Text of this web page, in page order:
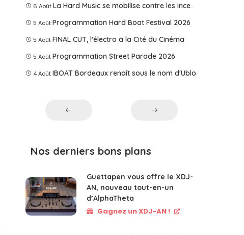
6 Août La Hard Music se mobilise contre les incendies
5 Août Programmation Hard Boat Festival 2026
5 Août FINAL CUT, l'électro à la Cité du Cinéma
5 Août Programmation Street Parade 2026
4 Août IBOAT Bordeaux renaît sous le nom d'Ublo
Nos derniers bons plans
Guettapen vous offre le XDJ-
AN, nouveau tout-en-un
d’AlphaTheta
Gagnez un XDJ-AN !